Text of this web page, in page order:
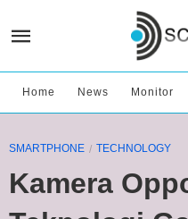
Home News Monitor
SMARTPHONE TECHNOLOGY
Kamera